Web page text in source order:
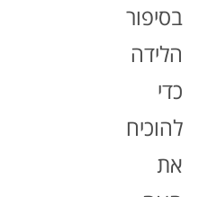
בסיפור
הלידה
כדי
להוכיח
את